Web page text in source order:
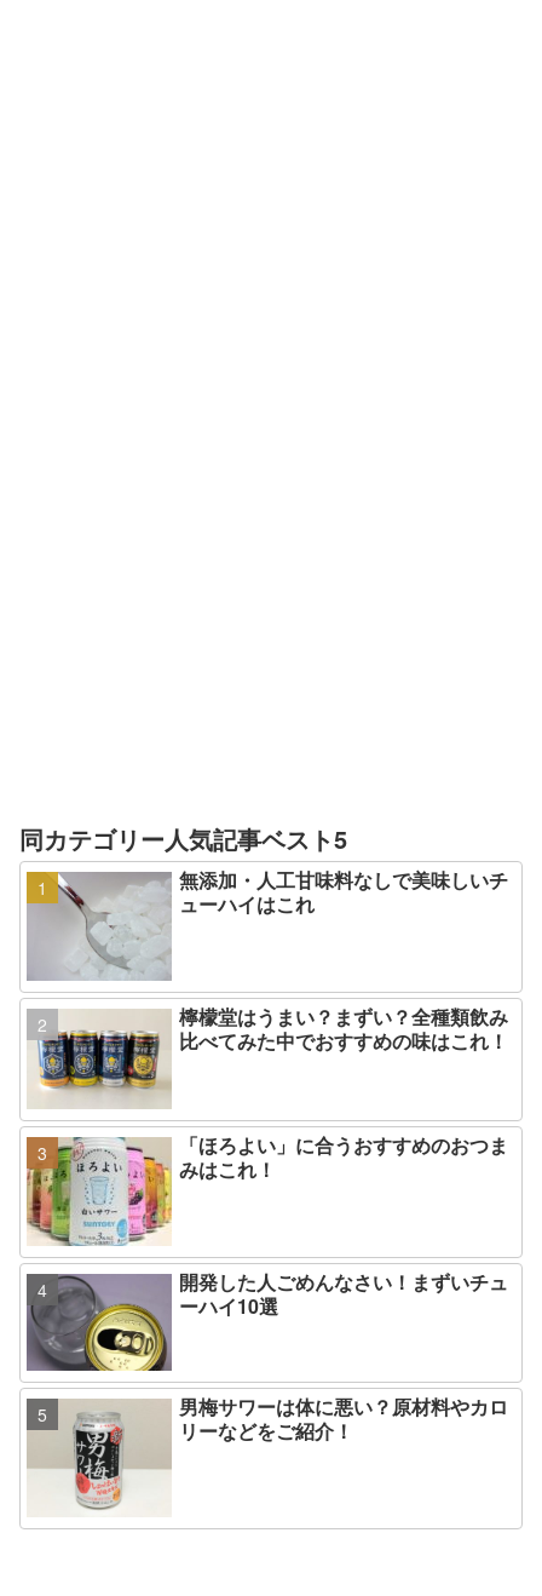
同カテゴリー人気記事ベスト5
無添加・人工甘味料なしで美味しいチ
ューハイはこれ
檸檬堂はうまい？まずい？全種類飲み
比べてみた中でおすすめの味はこれ！
「ほろよい」に合うおすすめのおつま
みはこれ！
開発した人ごめんなさい！まずいチュ
ーハイ10選
男梅サワーは体に悪い？原材料やカロ
リーなどをご紹介！